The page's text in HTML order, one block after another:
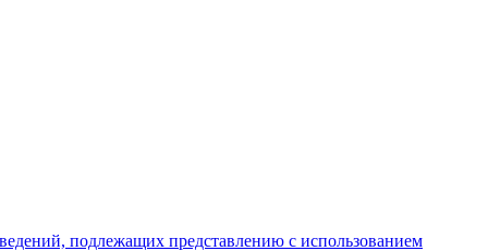
подлежащих представлению с использованием